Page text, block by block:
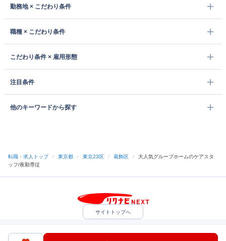
勤務地 × こだわり条件
職種 × こだわり条件
こだわり条件 × 雇用形態
注目条件
他のキーワードから探す
転職・求人トップ / 東京都 / 東京23区 / 葛飾区 /
大人気グループホームのケアスタ
ッフ/夜勤専従
サイトトップへ
中途採用をご検討の企業様